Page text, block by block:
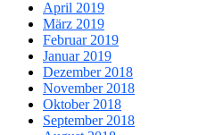
April 2019
März 2019
Februar 2019
Januar 2019
Dezember 2018
November 2018
Oktober 2018
September 2018